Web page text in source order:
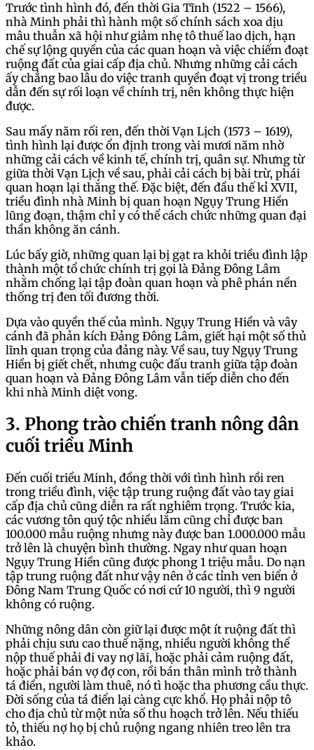
Trước tình hình đó, đến thời Gia Tĩnh (1522 – 1566),
nhà Minh phải thì hành một số chính sách xoa dịu
mâu thuẫn xã hội như giảm nhẹ tô thuế lao dịch, hạn
chế sự lộng quyền của các quan hoạn và việc chiếm đoạt
ruộng đất của giai cấp địa chủ. Nhưng những cải cách
ấy chẳng bao lâu do việc tranh quyền đoạt vị trong triều
dẫn đến sự rối loạn về chính trị, nên không thực hiện
được.
Sau mấy năm rối ren, đến thời Vạn Lịch (1573 – 1619),
tình hình lại được ổn định trong vài mươi năm nhờ
những cải cách về kinh tế, chính trị, quân sự. Nhưng từ
giữa thời Vạn Lịch về sau, phải cải cách bị bài trừ, phái
quan hoạn lại thắng thế. Đặc biệt, đến đầu thế kỉ XVII,
triều đình nhà Minh bị quan hoạn Ngụy Trung Hiền
lũng đoạn, thậm chỉ y có thể cách chức những quan đại
thần không ăn cánh.
Lúc bấy giờ, những quan lại bị gạt ra khỏi triều đình lập
thành một tổ chức chính trị gọi là Đảng Đông Lâm
nhằm chống lại tập đoàn quan hoạn và phê phán nền
thống trị đen tối đương thời.
Dựa vào quyền thế của mình. Ngụy Trung Hiền và vây
cánh đã phản kích Đảng Đông Lâm, giết hại một số thủ
lĩnh quan trọng của đảng này. Về sau, tuy Ngụy Trung
Hiền bị giết chết, nhưng cuộc đấu tranh giữa tập đoàn
quan hoạn và Đảng Đông Lâm vẫn tiếp diễn cho đến
khi nhà Minh diệt vong.
3. Phong trào chiến tranh nông dân
cuối triều Minh
Đến cuối triều Minh, đồng thời với tình hình rồi ren
trong triều đình, việc tập trung ruộng đất vào tay giai
cấp địa chủ cũng diễn ra rất nghiêm trọng. Trước kia,
các vương tôn quý tộc nhiều lắm cũng chỉ được ban
100.000 mẫu ruộng nhưng này được ban 1.000.000 mẫu
trở lên là chuyện bình thường. Ngay như quan hoạn
Ngụy Trung Hiền cũng được phong 1 triệu mẫu. Do nạn
tập trung ruộng đất như vậy nên ở các tỉnh ven biển ở
Đông Nam Trung Quốc có nơi cứ 10 người, thì 9 người
không có ruộng.
Những nông dân còn giữ lại được một ít ruộng đất thì
phải chịu sưu cao thuế nặng, nhiều người không thể
nộp thuế phải đi vay nợ lãi, hoặc phải cảm ruộng đất,
hoặc phải bán vợ đợ con, rồi bán thân mình trở thành
tá điền, người làm thuê, nó tì hoặc tha phương cầu thực.
Đời sống của tá điển lại càng cực khổ. Họ phải nộp tô
cho địa chủ từ một nửa số thu hoạch trở lên. Nếu thiếu
tỏ, thiếu nợ họ bị chủ ruộng ngang nhiên treo lên tra
khảo.